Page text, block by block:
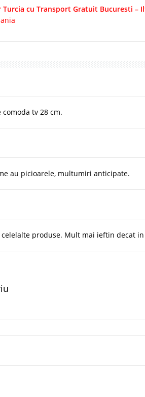
cu Transport Gratuit Bucuresti –
tv 28 cm.
au picioarele, multumiri anticipate.
produse. Mult mai ieftin decat